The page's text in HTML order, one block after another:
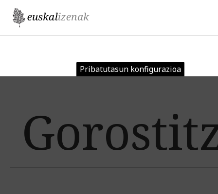
Pribatutasun konfigurazioa